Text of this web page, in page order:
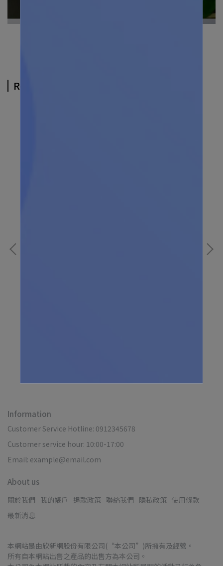
Related Products
Information
Customer Service Hotline: 0912345678
Customer service hour: 10:00-17:00
Email: example@email.com
About us
關於我們 我的帳戶 退款政策 聯絡我們 隱私政策 使用條款
最新消息
本網站是由欣新網股份有限公司(“本公司”)所擁有及經營。
所有自本網站出售之產品的出售方為本公司。